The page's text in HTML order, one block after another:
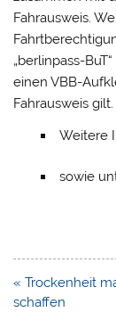
Fahrausweis.
„berlinpass-
einen VBB-
Fahrausweis gilt.
Weitere
sowie
« Trockenheit
schaffen